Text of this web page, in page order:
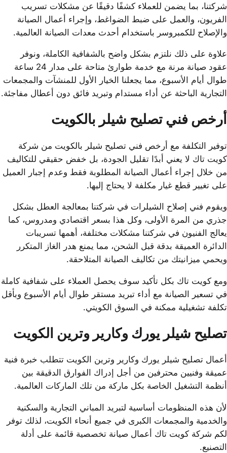
شركتنا، بما يضمن للعملاء كشفًا دقيقًا عن مشكلات تسريب
الفريون، والعمل على ضبط الضواغط، وإجراء أعمال الصيانة
والإصلاح للكمبروسر باستخدام أحدث معدات الصيانة العالمية.
علاوة على ذلك نلتزم بشكل واضح بالشفافية الكاملة، ونوفر
عقود صيانة مرنة مع خدمة طوارئ متاحة على مدار 24 ساعة
طوال أيام الأسبوع، مما يجعلنا الخيار الأول للمنشآت والمجمعات
التجارية الباحثة عن أداء مستدام وتبريد فائق دون أعطال مفاجئة.
أرخص فني تصليح شيلر بالكويت
توفير التكلفة مع أرخص فني تصليح شيلر بالكويت من شركة
كويت تاك لا يعني أبدًا تقليل الجودة، بل خفض حقيقي للتكاليف
من خلال إجراء أعمال الصيانة المطلوبة فقط وعدم إجبار العميل
على تغيير قطع غيار مكلفة لا يحتاج إليها.
ويقوم فني إصلاح الشيلرات في شركتنا بمعالجة العطل بشكل
جذري من المرة الأولى، وكل هذا بسعر اقتصادي ومدروس، كما
يعالج الفنيون في شركتنا مشكلات مختلفة، أهمها تسريبات
الدائرة العميقة بدقة قبل الشحن، مما يمنع هدر الغاز المتكرر
ويحمي ميزانيتك من تكاليف الصيانة المتلاحقة.
ومع كويت تاك بكل تأكيد سوف يحصل العملاء على شفافية كاملة
في تسعير الصيانة مع أداء تبريد مستقر طوال أيام الأسبوع وبأقل
تكلفة تشغيلية ممكنة في السوق الكويتي.
تصليح شيلر يورك وكارير وترين الكويت
أعمال تصليح شيلر يورك وكارير وترين الكويت تتطلب خبرة فنية
عميقة وفنيين محترفين من أجل إدراك الفوارق الدقيقة بين
أنظمة التشغيل الخاصة بكل ماركة من تلك الماركات العالمية.
لأن هذه المنظومات أساسية لتبريد المباني التجارية والسكنية
والخدمية والمجمعات الكبرى في جميع أنحاء الكويت، لذلك توفر
لكم شركة كويت تاك أعمال صيانة تخصصية قائمة على أدلة
التصنيع.